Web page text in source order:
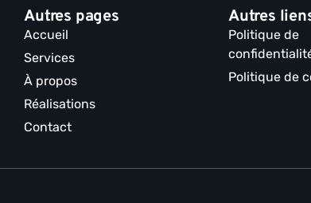
Autres pages
Accueil
Services
À propos
Réalisations
Contact
Autres
Politique de
Politique de